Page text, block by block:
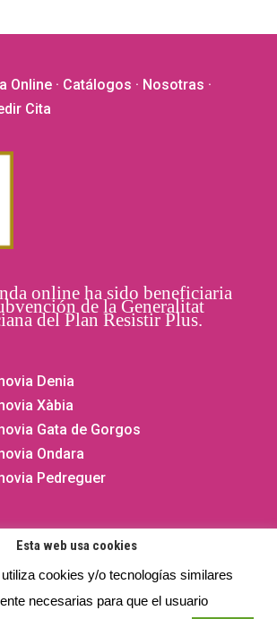
Online· Catálogos · Nosotras ·
Cita
online ha sido beneficiaria
de la Generalitat
del Plan Resistir Plus.
Denia
Xàbia
Gata de Gorgos
Ondara
Pedreguer
Cookies
Esta web usa cookies
cookies y/o tecnologías similares
necesarias para que el usuario